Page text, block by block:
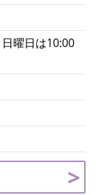
曜日は10:00